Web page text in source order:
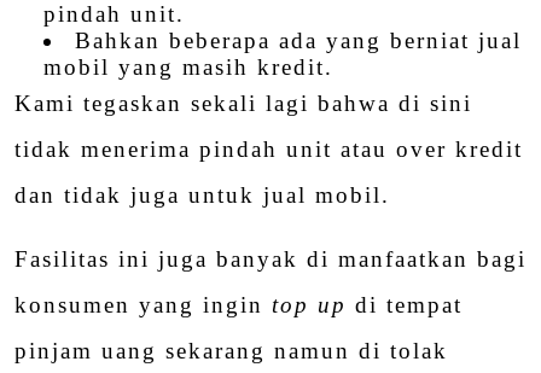
pindah unit.
Bahkan beberapa ada yang berniat jual
mobil yang masih kredit.
Kami tegaskan sekali lagi bahwa di sini
tidak menerima pindah unit atau over kredit
dan tidak juga untuk jual mobil.
Fasilitas ini juga banyak di manfaatkan bagi
konsumen yang ingin top up di tempat
pinjam uang sekarang namun di tolak